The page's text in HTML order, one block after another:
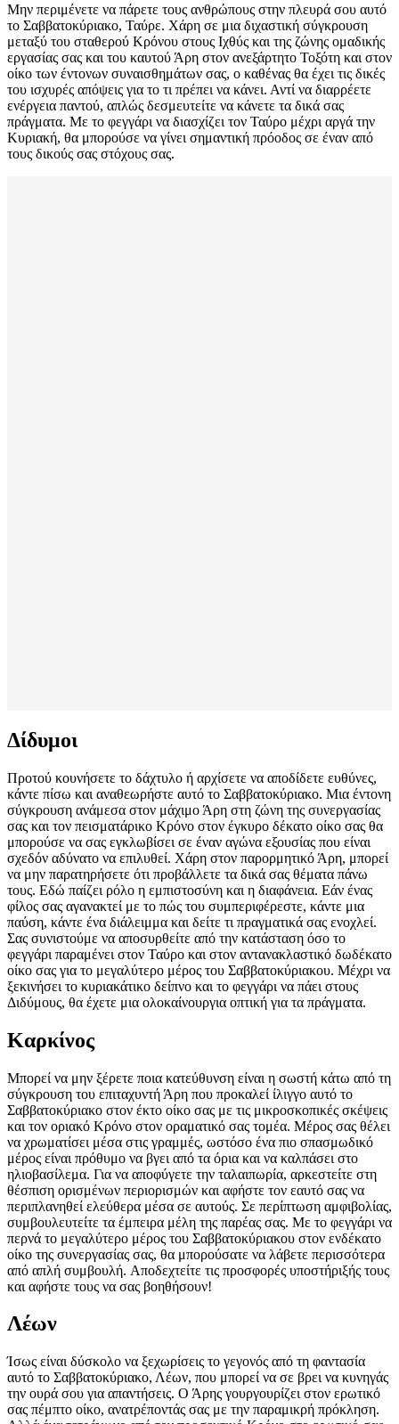
Μην περιμένετε να πάρετε τους ανθρώπους στην πλευρά σου αυτό
το Σαββατοκύριακο, Ταύρε. Χάρη σε μια διχαστική σύγκρουση
μεταξύ του σταθερού Κρόνου στους Ιχθύς και της ζώνης ομαδικής
εργασίας σας και του καυτού Άρη στον ανεξάρτητο Τοξότη και στον
οίκο των έντονων συναισθημάτων σας, ο καθένας θα έχει τις δικές
του ισχυρές απόψεις για το τι πρέπει να κάνει. Αντί να διαρρέετε
ενέργεια παντού, απλώς δεσμευτείτε να κάνετε τα δικά σας
πράγματα. Με το φεγγάρι να διασχίζει τον Ταύρο μέχρι αργά την
Κυριακή, θα μπορούσε να γίνει σημαντική πρόοδος σε έναν από
τους δικούς σας στόχους σας.
Δίδυμοι
Προτού κουνήσετε το δάχτυλο ή αρχίσετε να αποδίδετε ευθύνες,
κάντε πίσω και αναθεωρήστε αυτό το Σαββατοκύριακο. Μια έντονη
σύγκρουση ανάμεσα στον μάχιμο Άρη στη ζώνη της συνεργασίας
σας και τον πεισματάρικο Κρόνο στον έγκυρο δέκατο οίκο σας θα
μπορούσε να σας εγκλωβίσει σε έναν αγώνα εξουσίας που είναι
σχεδόν αδύνατο να επιλυθεί. Χάρη στον παρορμητικό Άρη, μπορεί
να μην παρατηρήσετε ότι προβάλλετε τα δικά σας θέματα πάνω
τους. Εδώ παίζει ρόλο η εμπιστοσύνη και η διαφάνεια. Εάν ένας
φίλος σας αγανακτεί με το πώς του συμπεριφέρεστε, κάντε μια
παύση, κάντε ένα διάλειμμα και δείτε τι πραγματικά σας ενοχλεί.
Σας συνιστούμε να αποσυρθείτε από την κατάσταση όσο το
φεγγάρι παραμένει στον Ταύρο και στον αντανακλαστικό δωδέκατο
οίκο σας για το μεγαλύτερο μέρος του Σαββατοκύριακου. Μέχρι να
ξεκινήσει το κυριακάτικο δείπνο και το φεγγάρι να πάει στους
Διδύμους, θα έχετε μια ολοκαίνουργια οπτική για τα πράγματα.
Καρκίνος
Μπορεί να μην ξέρετε ποια κατεύθυνση είναι η σωστή κάτω από τη
σύγκρουση του επιταχυντή Άρη που προκαλεί ίλιγγο αυτό το
Σαββατοκύριακο στον έκτο οίκο σας με τις μικροσκοπικές σκέψεις
και τον οριακό Κρόνο στον οραματικό σας τομέα. Μέρος σας θέλει
να χρωματίσει μέσα στις γραμμές, ωστόσο ένα πιο σπασμωδικό
μέρος είναι πρόθυμο να βγει από τα όρια και να καλπάσει στο
ηλιοβασίλεμα. Για να αποφύγετε την ταλαιπωρία, αρκεστείτε στη
θέσπιση ορισμένων περιορισμών και αφήστε τον εαυτό σας να
περιπλανηθεί ελεύθερα μέσα σε αυτούς. Σε περίπτωση αμφιβολίας,
συμβουλευτείτε τα έμπειρα μέλη της παρέας σας. Με το φεγγάρι να
περνά το μεγαλύτερο μέρος του Σαββατοκύριακου στον ενδέκατο
οίκο της συνεργασίας σας, θα μπορούσατε να λάβετε περισσότερα
από απλή συμβουλή. Αποδεχτείτε τις προσφορές υποστήριξής τους
και αφήστε τους να σας βοηθήσουν!
Λέων
Ίσως είναι δύσκολο να ξεχωρίσεις το γεγονός από τη φαντασία
αυτό το Σαββατοκύριακο, Λέων, που μπορεί να σε βρει να κυνηγάς
την ουρά σου για απαντήσεις. Ο Άρης γουργουρίζει στον ερωτικό
σας πέμπτο οίκο, ανατρέποντάς σας με την παραμικρή πρόκληση.